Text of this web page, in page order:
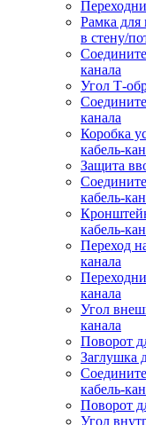
Рамка для
в стену/
канала
Угол Т-
канала
Коробка
кабель-
Защита
кабель-
кабель-
Переход
канала
канала
Угол
канала
Поворот
Заглушка
кабель-
Поворот
Угол